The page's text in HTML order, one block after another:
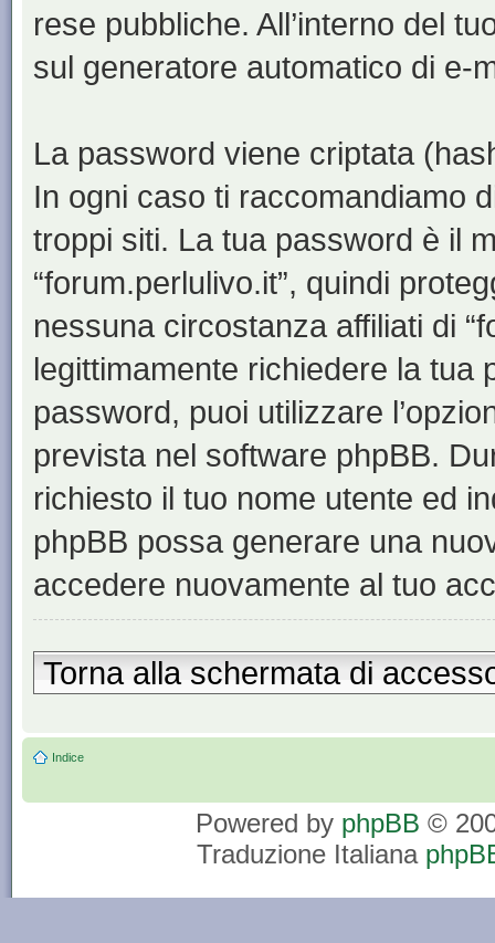
rese pubbliche. All’interno del
sul generatore automatico di e-
La password viene criptata
In ogni caso ti raccomandiamo
troppi siti. La tua password è il
“forum.perlulivo.it”, quindi
nessuna circostanza affiliati di
legittimamente richiedere la tua
password, puoi utilizzare
prevista nel software phpBB.
richiesto il tuo nome utente ed
phpBB possa generare una
accedere nuovamente al tuo
Torna alla schermata di
Indice
Powered by phpBB ©
Traduzione Italiana